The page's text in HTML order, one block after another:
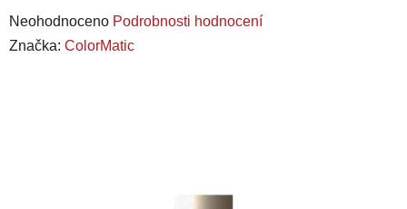
Průměrné
hodnocení
Neohodnoceno Podrobnosti hodnocení
Značka: ColorMatic